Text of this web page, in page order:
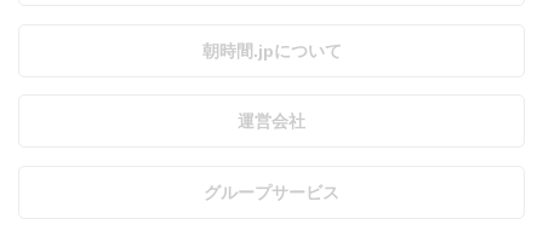
朝時間.jpについて
運営会社
グループサービス